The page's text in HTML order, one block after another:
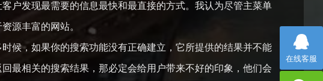
户发现最需要的信息最快和最直接的方式。我认为尽管主菜单
源丰富的网站。
候，如果你的搜索功能没有正确建立，它所提供的结果并不能
最相关的搜索结果，那必定会给用户带来不好的印象，他们会
在线客服